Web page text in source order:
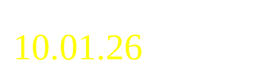
10.01.26